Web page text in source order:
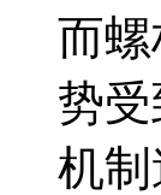
而
势
机